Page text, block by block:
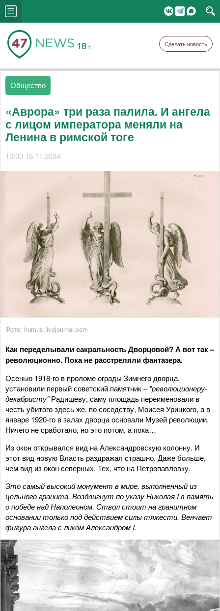
18+ Сделать новость
Общество
«Аврора» три раза палила. И ангела
с лицом императора меняли на
Ленина в римской тоге
10:00 16.11.2024
Фото: humus.livejournal.com
Как переделывали сакральность Дворцовой? А вот так –
революционно. Пока не расстреляли фантазера.
Осенью 1918-го в проломе ограды Зимнего дворца,
установили первый советский памятник – "революционеру-
декабристу"Радищеву, саму площадь переименовали в
честь убитого здесь же, по соседству, Моисея Урицкого, а в
январе 1920-го в залах дворца основали Музей революции.
Ничего не сработало, но это потом, а пока…
Из окон открывался вид на Александровскую колонну. И
этот вид новую Власть раздражал страшно. Даже больше,
чем вид из окон северных. Тех, что на Петропавловку.
Это самый высокий монумент в мире, выполненный из
цельного гранита. Воздвигнут по указу Николая I в память
о победе над Наполеоном. Ствол стоит на гранитном
основании только под действием силы тяжести. Венчает
фигура ангела с ликом Александром I.